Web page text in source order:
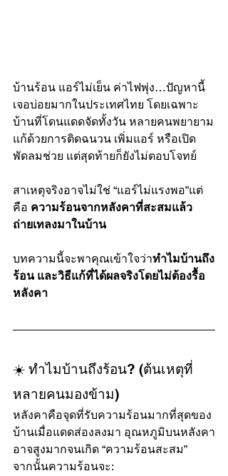
บ้านร้อน แอร์ไม่เย็น ค่าไฟพุ่ง…ปัญหานี้
เจอบ่อยมากในประเทศไทย โดยเฉพาะ
บ้านที่โดนแดดจัดทั้งวัน หลายคนพยายาม
แก้ด้วยการติดฉนวน เพิ่มแอร์ หรือเปิด
พัดลมช่วย แต่สุดท้ายก็ยังไม่ตอบโจทย์
สาเหตุจริงอาจไม่ใช่ “แอร์ไม่แรงพอ”แต่
คือ ความร้อนจากหลังคาที่สะสมแล้ว
ถ่ายเทลงมาในบ้าน
บทความนี้จะพาคุณเข้าใจว่าทำไมบ้านถึง
ร้อน และวิธีแก้ที่ได้ผลจริงโดยไม่ต้องรื้อ
หลังคา
☀️ ทำไมบ้านถึงร้อน? (ต้นเหตุที่
หลายคนมองข้าม)
หลังคาคือจุดที่รับความร้อนมากที่สุดของ
บ้านเมื่อแดดส่องลงมา อุณหภูมิบนหลังคา
อาจสูงมากจนเกิด “ความร้อนสะสม”
จากนั้นความร้อนจะ: